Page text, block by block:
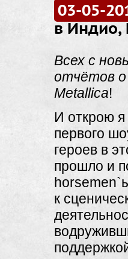
03-05-
в Индио,
Всех с
отчётов
Metallica!
И открою я
первого
героев в
прошло и
к